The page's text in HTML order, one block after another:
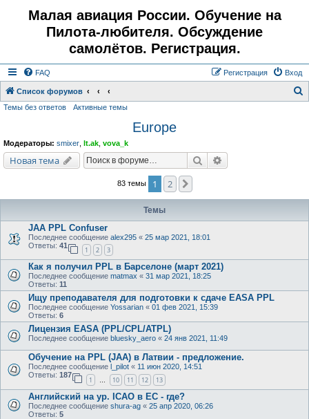
Малая авиация России. Обучение на
Пилота-любителя. Обсуждение
самолётов. Регистрация.
FAQ Вход
Регистрация
Список форумов
Темы без ответов Активные темы
Europe
Модераторы: smixer lt.ak vova_k
Новая тема Поиск
83 темы 1 2
Темы
JAA PPL Confuser
Последнее сообщение alex295 « 25 мар 2021, 18:01
Ответы: 41
1 2 3
Как я получил PPL в Барселоне (март 2021)
Последнее сообщение matmax « 31 мар 2021, 18:25
Ответы: 11
Ищу преподавателя для подготовки к сдаче EASA PPL
Последнее сообщение Yossarian « 01 фев 2021, 15:39
Ответы: 6
Лицензия EASA (PPL/CPL/ATPL)
Последнее сообщение bluesky_aero « 24 янв 2021, 11:49
Oбучениe на PPL (JAA) в Латвии - предложение.
Последнее сообщение l_pilot « 11 июн 2020, 14:51
Ответы: 187
1 … 10 11 12 13
Английский на ур. ICAO в ЕС - где?
Последнее сообщение shura-ag « 25 апр 2020, 06:26
Ответы: 5